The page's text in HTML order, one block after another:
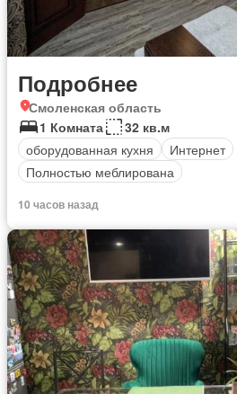
Подробнее
Смоленская область
1 Комната
32 кв.м
оборудованная кухня
Интернет
Полностью меблирована
10 часов назад